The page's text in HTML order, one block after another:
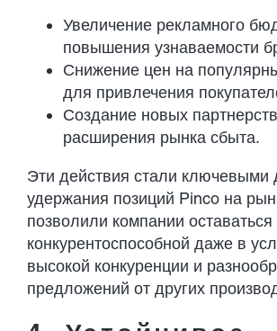
Увеличение рекламного
повышения узнаваемости
Снижение цен на
для привлечения
Создание новых
расширения рынка сбыта.
Эти действия стали ключевыми
удержания позиций Pinco на
позволили компании оставаться
конкурентоспособной даже в
высокой конкуренции и
предложений от других